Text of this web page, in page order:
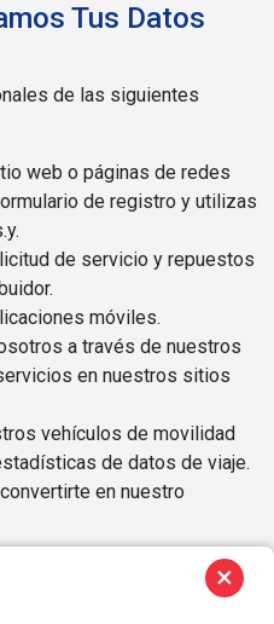
Tus Datos
de las siguientes
web o páginas de redes
de registro y utilizas
de servicio y repuestos
móviles.
a través de nuestros
en nuestros sitios
vehículos de movilidad
de datos de viaje.
en nuestro
Datos
×